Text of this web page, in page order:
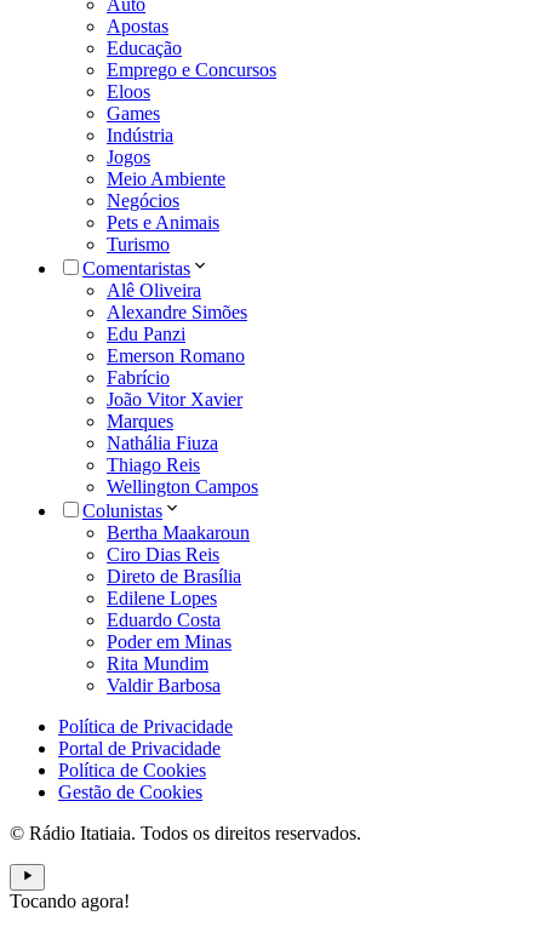
Auto
Apostas
Educação
Emprego e Concursos
Eloos
Games
Indústria
Jogos
Meio Ambiente
Negócios
Pets e Animais
Turismo
Comentaristas
Alê Oliveira
Alexandre Simões
Edu Panzi
Emerson Romano
Fabrício
João Vitor Xavier
Marques
Nathália Fiuza
Thiago Reis
Wellington Campos
Colunistas
Bertha Maakaroun
Ciro Dias Reis
Direto de Brasília
Edilene Lopes
Eduardo Costa
Poder em Minas
Rita Mundim
Valdir Barbosa
Política de Privacidade
Portal de Privacidade
Política de Cookies
Gestão de Cookies
© Rádio Itatiaia. Todos os direitos reservados.
Tocando agora!